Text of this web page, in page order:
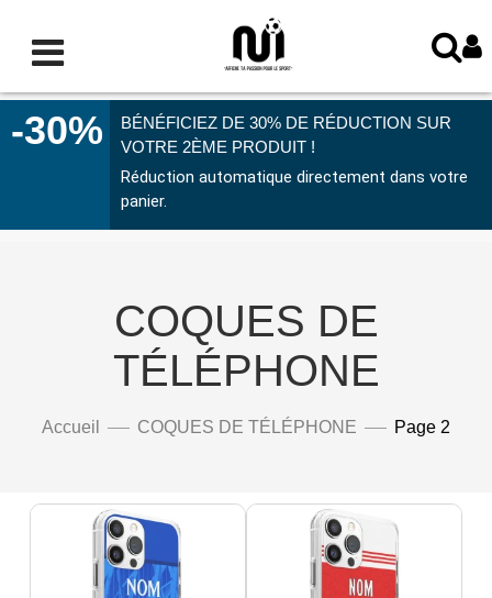
-30%
BÉNÉFICIEZ DE 30% DE RÉDUCTION SUR
VOTRE 2ÈME PRODUIT !
Réduction automatique directement dans votre
panier.
COQUES DE
TÉLÉPHONE
Accueil COQUES DE TÉLÉPHONE Page 2